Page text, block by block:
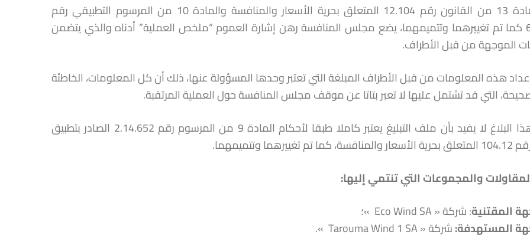
طبقا للمادة 13 من القانون رقم 12.104 المتعلق بحرية الأسعار والمنافسة والمادة 10 من المرسوم التطبيقي رقم
652.14.2 كما تم تغييرهما وتتميمهما، يضع مجلس المنافسة رهن إشارة العموم “ملخص العملية” أدناه والذي يتضمن
الموجهة من قبل الأطراف.
هذه المعلومات من قبل الأطراف المبلغة التي تعتبر وحدها المسؤولة عنها، ذلك أن كل المعلومات، الخاطئة
التي قد تشتمل عليها لا تعبر بتاتا عن موقف مجلس المنافسة حول العملية المرتقبة.
إن نشر هذا البلاغ لا يفيد بأن ملف التبليغ يعتبر كاملا طبقا لأحكام المادة 9 من المرسوم رقم 2.14.652 الصادر بتطبيق
وتتميمهما.
والمجموعات التي تنتمي إليها:
المقتنية: شركة « Eco Wind SA »؛
المستهدفة:شركة « Tarouma Wind 1 SA ».